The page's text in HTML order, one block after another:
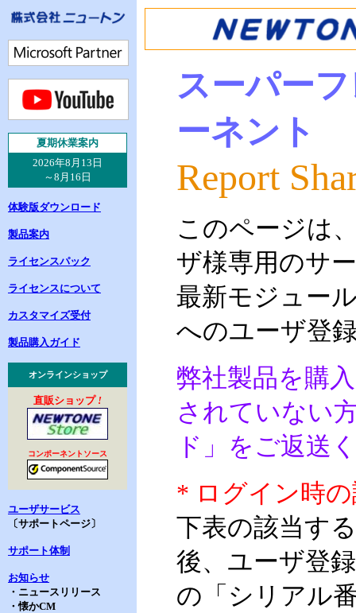
夏期休業案内
2026年8月13日
～8月16日
体験版ダウンロード
製品案内
ライセンスパック
ライセンスについて
カスタマイズ受付
製品購入ガイド
オンラインショップ
直販ショップ!
コンポーネントソース
ユーザサービス
〔サポートページ〕
サポート体制
お知らせ
・ニュースリリース
・懐かCM
スーパー
ーネント
Report
このページは
ザ様専用のサ
最新モジュー
へのユーザ登
弊社製品を購
されていない
ド」をご返送
* ログイン時
下表の該当す
後、ユーザ登
の「シリアル